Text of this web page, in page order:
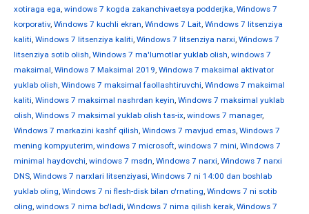
xotiraga ega, windows 7 kogda zakanchivaetsya podderjka, Windows 7
korporativ, Windows 7 kuchli ekran, Windows 7 Lait, Windows 7 litsenziya
kaliti, Windows 7 litsenziya kaliti, Windows 7 litsenziya narxi, Windows 7
litsenziya sotib olish, Windows 7 ma'lumotlar yuklab olish, windows 7
maksimal, Windows 7 Maksimal 2019, Windows 7 maksimal aktivator
yuklab olish, Windows 7 maksimal faollashtiruvchi, Windows 7 maksimal
kaliti, Windows 7 maksimal nashrdan keyin, Windows 7 maksimal yuklab
olish, Windows 7 maksimal yuklab olish tas-ix, windows 7 manager,
Windows 7 markazini kashf qilish, Windows 7 mavjud emas, Windows 7
mening kompyuterim, windows 7 microsoft, windows 7 mini, Windows 7
minimal haydovchi, windows 7 msdn, Windows 7 narxi, Windows 7 narxi
DNS, Windows 7 narxlari litsenziyasi, Windows 7 ni 14:00 dan boshlab
yuklab oling, Windows 7 ni flesh-disk bilan o'rnating, Windows 7 ni sotib
oling, windows 7 nima bo'ladi, Windows 7 nima qilish kerak, Windows 7